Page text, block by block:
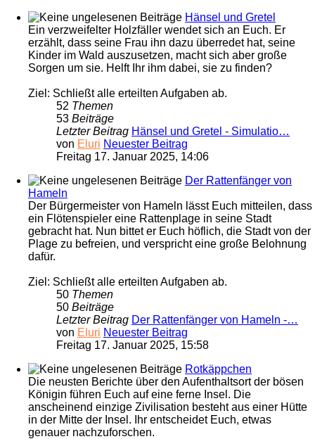
Hänsel und Gretel
Ein verzweifelter Holzfäller wendet sich an Euch. Er
erzählt, dass seine Frau ihn dazu überredet hat, seine
Kinder im Wald auszusetzen, macht sich aber große
Sorgen um sie. Helft Ihr ihm dabei, sie zu finden?
Ziel: Schließt alle erteilten Aufgaben ab.
52 Themen
53 Beiträge
Letzter Beitrag Hänsel und Gretel - Simulatio…
von Eluri Neuester Beitrag
Freitag 17. Januar 2025, 14:06
Der Rattenfänger von
Hameln
Der Bürgermeister von Hameln lässt Euch mitteilen, dass
ein Flötenspieler eine Rattenplage in seine Stadt
gebracht hat. Nun bittet er Euch höflich, die Stadt von der
Plage zu befreien, und verspricht eine große Belohnung
dafür.
Ziel: Schließt alle erteilten Aufgaben ab.
50 Themen
50 Beiträge
Letzter Beitrag Der Rattenfänger von Hameln -…
von Eluri Neuester Beitrag
Freitag 17. Januar 2025, 15:58
Rotkäppchen
Die neusten Berichte über den Aufenthaltsort der bösen
Königin führen Euch auf eine ferne Insel. Die
anscheinend einzige Zivilisation besteht aus einer Hütte
in der Mitte der Insel. Ihr entscheidet Euch, etwas
genauer nachzuforschen.